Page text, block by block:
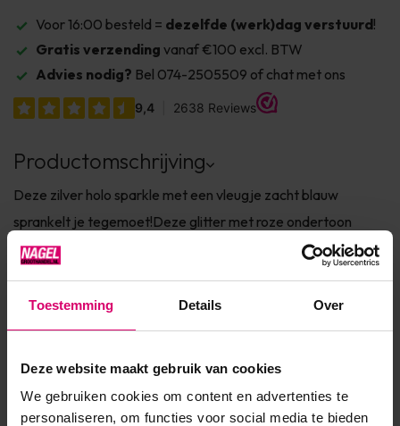
Toestemming Details Over
Deze website maakt gebruik van cookies
We gebruiken cookies om content en advertenties te
personaliseren, om functies voor social media te bieden
Voor 16:00 besteld = dezelfde (werk)dag verstuurd!
Gratis verzending vanaf €100 excl. BTW
Advies nodig? Bel 074-2505509 of chat met ons
Productomschrijving
Deze zilver holo sparkle met een vleugje zacht blauw
sprankelt je tegemoet!Deze glitter met roze ondertoon
heeft echt een magisch effect!Indien je hem inpoetst geeft
verschillende vele verschillende kleur schitteringen.Als Sugar
geeft het weer een heel ander effect!Voeg deze
Toon meer